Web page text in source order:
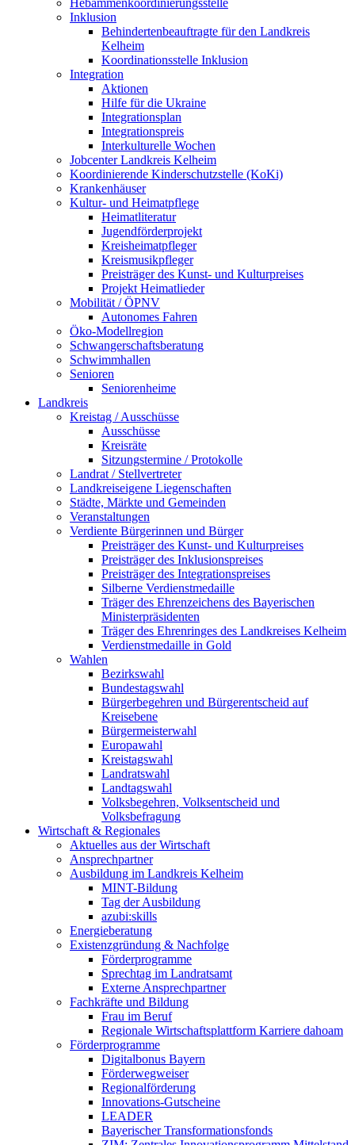
Hebammenkoordinierungsstelle
Inklusion
Behindertenbeauftragte für den Landkreis
Kelheim
Koordinationsstelle Inklusion
Integration
Aktionen
Hilfe für die Ukraine
Integrationsplan
Integrationspreis
Interkulturelle Wochen
Jobcenter Landkreis Kelheim
Koordinierende Kinderschutzstelle (KoKi)
Krankenhäuser
Kultur- und Heimatpflege
Heimatliteratur
Jugendförderprojekt
Kreisheimatpfleger
Kreismusikpfleger
Preisträger des Kunst- und Kulturpreises
Projekt Heimatlieder
Mobilität / ÖPNV
Autonomes Fahren
Öko-Modellregion
Schwangerschaftsberatung
Schwimmhallen
Senioren
Seniorenheime
Landkreis
Kreistag / Ausschüsse
Ausschüsse
Kreisräte
Sitzungstermine / Protokolle
Landrat / Stellvertreter
Landkreiseigene Liegenschaften
Städte, Märkte und Gemeinden
Veranstaltungen
Verdiente Bürgerinnen und Bürger
Preisträger des Kunst- und Kulturpreises
Preisträger des Inklusionspreises
Preisträger des Integrationspreises
Silberne Verdienstmedaille
Träger des Ehrenzeichens des Bayerischen
Ministerpräsidenten
Träger des Ehrenringes des Landkreises Kelheim
Verdienstmedaille in Gold
Wahlen
Bezirkswahl
Bundestagswahl
Bürgerbegehren und Bürgerentscheid auf
Kreisebene
Bürgermeisterwahl
Europawahl
Kreistagswahl
Landratswahl
Landtagswahl
Volksbegehren, Volksentscheid und
Volksbefragung
Wirtschaft & Regionales
Aktuelles aus der Wirtschaft
Ansprechpartner
Ausbildung im Landkreis Kelheim
MINT-Bildung
Tag der Ausbildung
azubi:skills
Energieberatung
Existenzgründung & Nachfolge
Förderprogramme
Sprechtag im Landratsamt
Externe Ansprechpartner
Fachkräfte und Bildung
Frau im Beruf
Regionale Wirtschaftsplattform Karriere dahoam
Förderprogramme
Digitalbonus Bayern
Förderwegweiser
Regionalförderung
Innovations-Gutscheine
LEADER
Bayerischer Transformationsfonds